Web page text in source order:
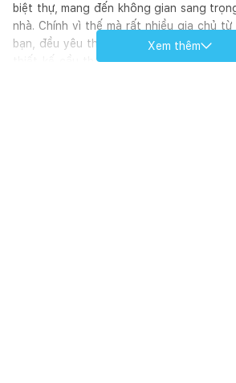
biệt thự, mang đến không gian sang
nhà. Chính vì thế mà rất nhiều gia chủ
bạn, đều yêu thích và lựa chọn cho ngôi
thiết kế cầu thang gỗ kết hợp lan can
Xem thêm